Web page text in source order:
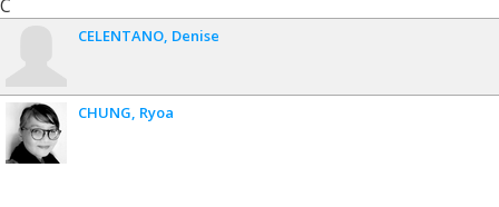
C
CELENTANO Denise
CHUNG Ryoa